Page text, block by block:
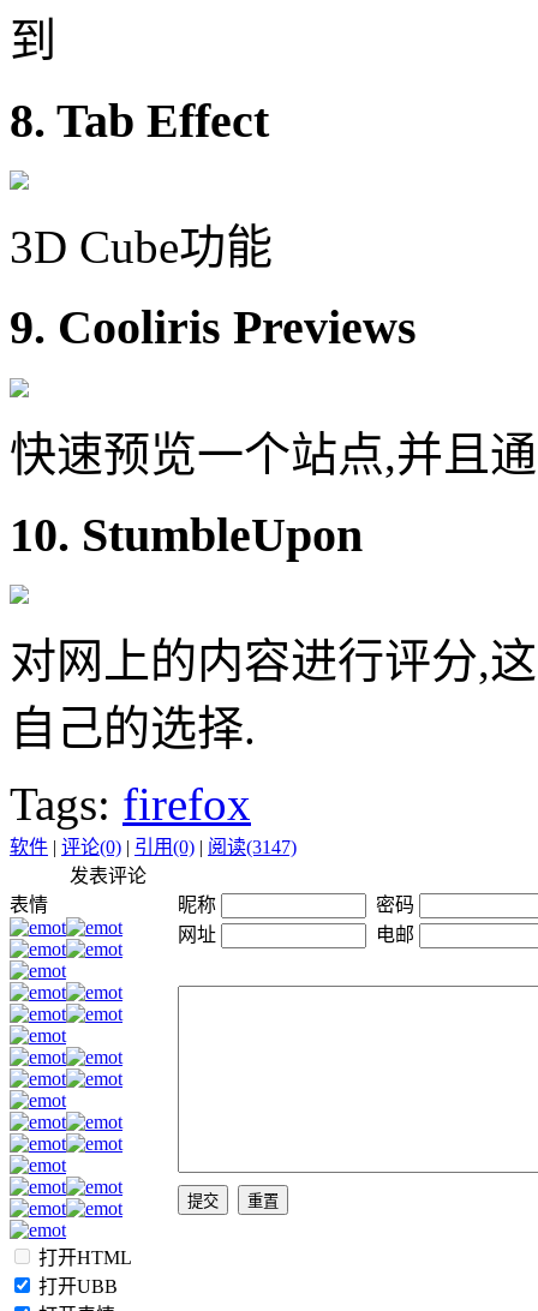
到
8. Tab Effect
3D Cube功能
9. Cooliris Previews
快速预览一个站点,并且
10. StumbleUpon
对网上的内容进行评分,
自己的选择.
Tags: firefox
软件 | 评论(0) | 引用(0) | 阅读(3147)
发表评论
表情
打开HTML
打开UBB
昵称
密码
网址
电邮